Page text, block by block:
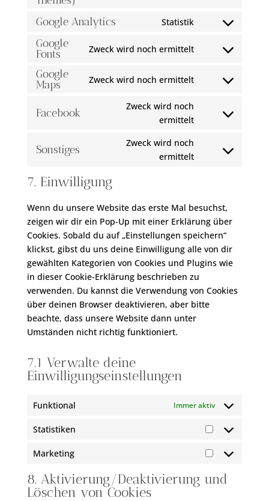
service
(elegant-
Google Analytics Statistik
Consent
service
analytics
Google
Fonts
Zweck wird noch ermittelt
Consent
service
fonts
Google
Maps
Zweck wird noch ermittelt
Consent
service
Facebook
Zweck wird noch
ermittelt
Consent
service
Sonstiges
Zweck wird noch
ermittelt
Consent
7. Einwilligung
Wenn du unsere Website das erste Mal besuchst,
zeigen wir dir ein Pop-Up mit einer Erklärung über
Cookies. Sobald du auf „Einstellungen speichern“
klickst, gibst du uns deine Einwilligung alle von dir
gewählten Kategorien von Cookies und Plugins wie
in dieser Cookie-Erklärung beschrieben zu
verwenden. Du kannst die Verwendung von Cookies
über deinen Browser deaktivieren, aber bitte
beachte, dass unsere Website dann unter
Umständen nicht richtig funktioniert.
7.1 Verwalte deine
Einwilligungseinstellungen
Funktional Immer aktiv
Statistiken
Statistiken
Marketing
Marketing
8. Aktivierung/Deaktivierung und
Löschen von Cookies